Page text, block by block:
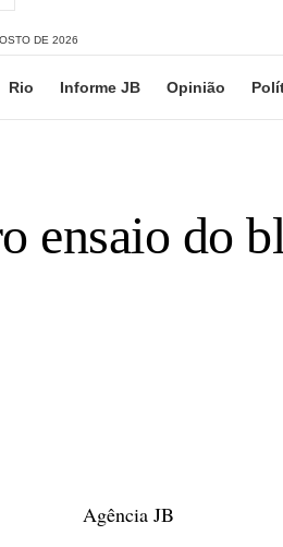
DE 2026
Rio Informe JB Opinião
ensaio do
Agência JB